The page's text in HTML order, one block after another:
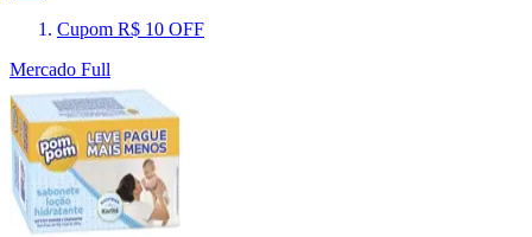
Cupom R$ 10 OFF
Mercado Full